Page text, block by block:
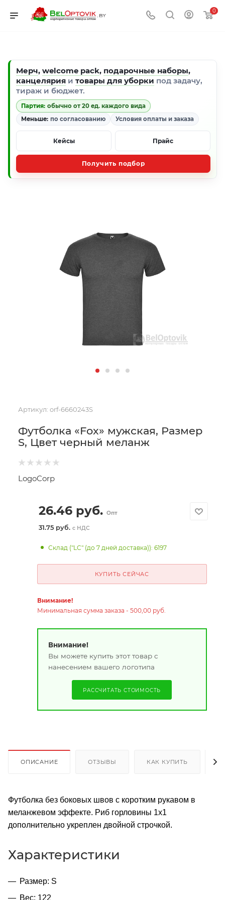
0
Мерч, welcome pack, подарочные наборы,
канцелярия и товары для уборки под задачу,
тираж и бюджет.
Партия: обычно от 20 ед. каждого вида
Меньше: по согласованию Условия оплаты и заказа
Кейсы Прайс
Получить подбор
Артикул: orf-6660243S
Футболка «Fox» мужская, Размер
S, Цвет черный меланж
LogoCorp
26.46руб. Опт
31.75 руб. с НДС
Склад ("LC" (до 7 дней доставка)): 6197
КУПИТЬ СЕЙЧАС
Внимание!
Минимальная сумма заказа - 500,00 руб.
Внимание!
Вы можете купить этот товар с
нанесением вашего логотипа
РАССЧИТАТЬ СТОИМОСТЬ
ОПИСАНИЕ ОТЗЫВЫ КАК КУПИТЬ
Футболка без боковых швов с коротким рукавом в
меланжевом эффекте. Риб горловины 1х1
дополнительно укреплен двойной строчкой.
Характеристики
Размер: S
Вес: 122